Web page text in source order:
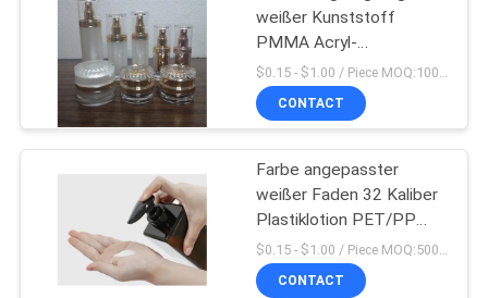
Sprühflasche
Schaum-
Pumpflasche
weißer Kunststoff
PMMA Acryl-
Goldplattierung Kappe
Kosmetikhersteller
Creme Jar Großhandel
CONTACT
Farbe angepasster
weißer Faden 32 Kaliber
Plastiklotion PET/PP
Pumpe
CONTACT